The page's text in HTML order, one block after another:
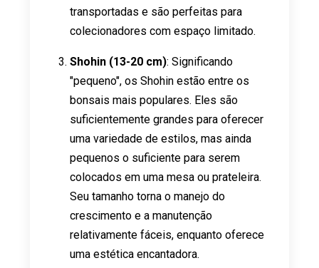
transportadas e são perfeitas para
colecionadores com espaço limitado.
Shohin (13-20 cm): Significando
"pequeno", os Shohin estão entre os
bonsais mais populares. Eles são
suficientemente grandes para oferecer
uma variedade de estilos, mas ainda
pequenos o suficiente para serem
colocados em uma mesa ou prateleira.
Seu tamanho torna o manejo do
crescimento e a manutenção
relativamente fáceis, enquanto oferece
uma estética encantadora.